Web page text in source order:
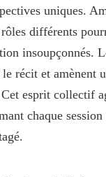
uniques.
différents
insoupçonnés.
récit et amènent
esprit collectif
chaque